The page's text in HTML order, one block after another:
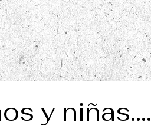
y niñas....